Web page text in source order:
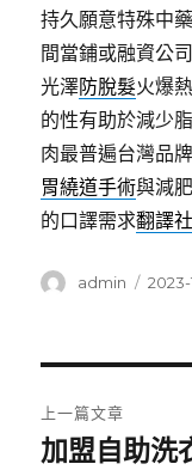
持久願意特殊中
間當鋪或融資公
光澤防脫髮火爆
的性有助於減少
肉最普遍台灣品
胃繞道手術與減
的口譯需求翻譯社
作
admin
發
2023-
章
上一篇文章
上
加盟自助洗